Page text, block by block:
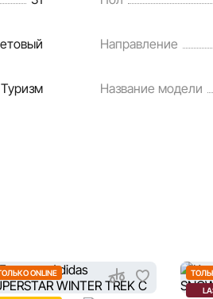
Направление
Туризм Название модели
ONLINE